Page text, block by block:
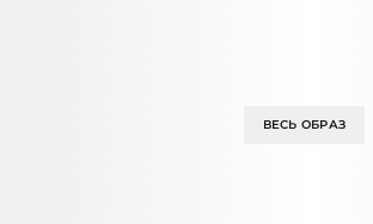
ВЕСЬ ОБРАЗ